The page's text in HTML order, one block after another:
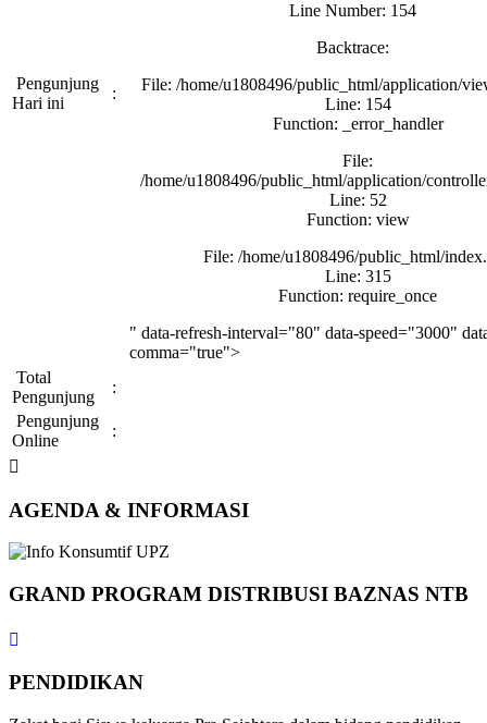
Pengunjung
Hari ini
:
Line Number: 154
Backtrace:
File: /home/u1808496/public_html/application/
Line: 154
Function: _error_handler
File:
/home/u1808496/public_html/application/
Line: 52
Function: view
File: /home/u1808496/public_html/
Line: 315
Function: require_once
" data-refresh-interval="80" data-speed="3000"
comma="true">
Total
Pengunjung
:
Pengunjung
Online
:
AGENDA & INFORMASI
GRAND PROGRAM DISTRIBUSI BAZNAS NTB
PENDIDIKAN